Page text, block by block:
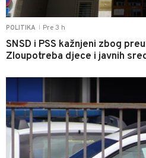
POLITIKA Pre 3 h
SNSD i PSS kažnjeni zbog
Zloupotreba djece i javnih